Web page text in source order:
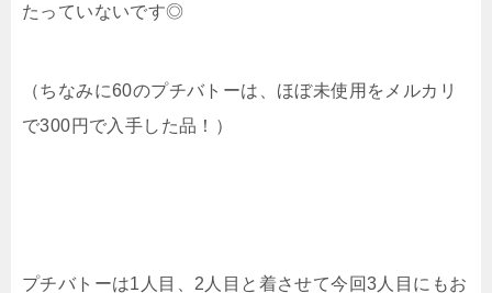
たっていないです◎
（ちなみに60のプチバトーは、ほぼ未使用をメルカリ
で300円で入手した品！）
プチバトーは1人目、2人目と着させて今回3人目にもお